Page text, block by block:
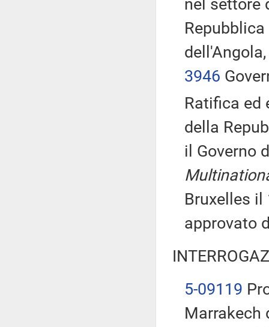
nel settore
3946
Ratifica ed
della
il Governo
Bruxelles
approvato
5-09119
Marrakech